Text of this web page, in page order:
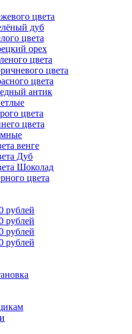
цвета
дуб
цвета
орех
цвета
цвета
цвета
антик
цвета
цвета
венге
Дуб
Шоколад
цвета
рублей
рублей
рублей
рублей